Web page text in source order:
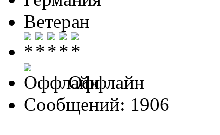
Ветеран
Оффлайн
Сообщений: 1906